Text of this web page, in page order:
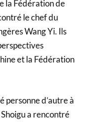
la Fédération de
le chef du
Wang Yi. Ils
et la Fédération
personne d’autre à
a rencontré